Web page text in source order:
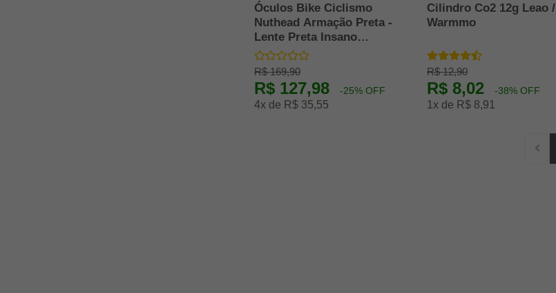
Óculos Bike Ciclismo
Nuthead Armação Preta -
Lente Preta Insano
Shades
R$ 169,90
R$ 127,98 -25% OFF
4x de R$ 35,55
Cilindro Co2 12g Leao /
Warmmo
R$ 12,90
R$ 8,02 -38% OFF
1x de R$ 8,91